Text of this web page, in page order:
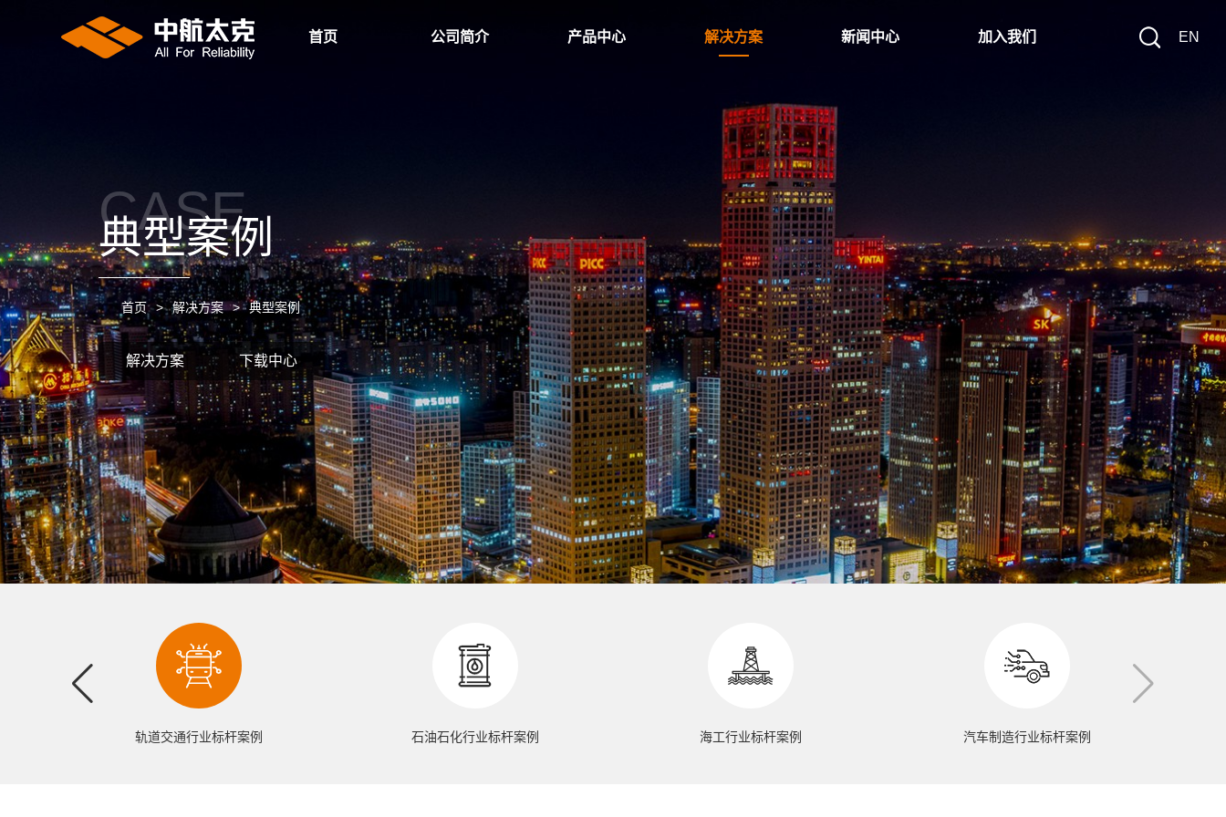
首页 公司简介 产品中心 解决方案 新闻中心 加入我们 EN
CASE
典型案例
首页 > 解决方案 > 典型案例
解决方案 下载中心
轨道交通行业标杆案例 石油石化行业标杆案例 海工行业标杆案例 汽车制造行业标杆案例